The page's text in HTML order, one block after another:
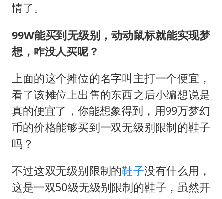
情了。
99W能买到无级别，动动鼠标就能实现梦
想，咋没人买呢？
上面的这个摊位的名字叫主打一个便宜，
看了该摊位上出售的东西之后小编想说是
真的便宜了，你能想象得到，用99万梦幻
币的价格能够买到一双无级别限制的鞋子
吗？
不过这双无级别限制的鞋子没有什么用，
这是一双50级无级别限制的鞋子，虽然开